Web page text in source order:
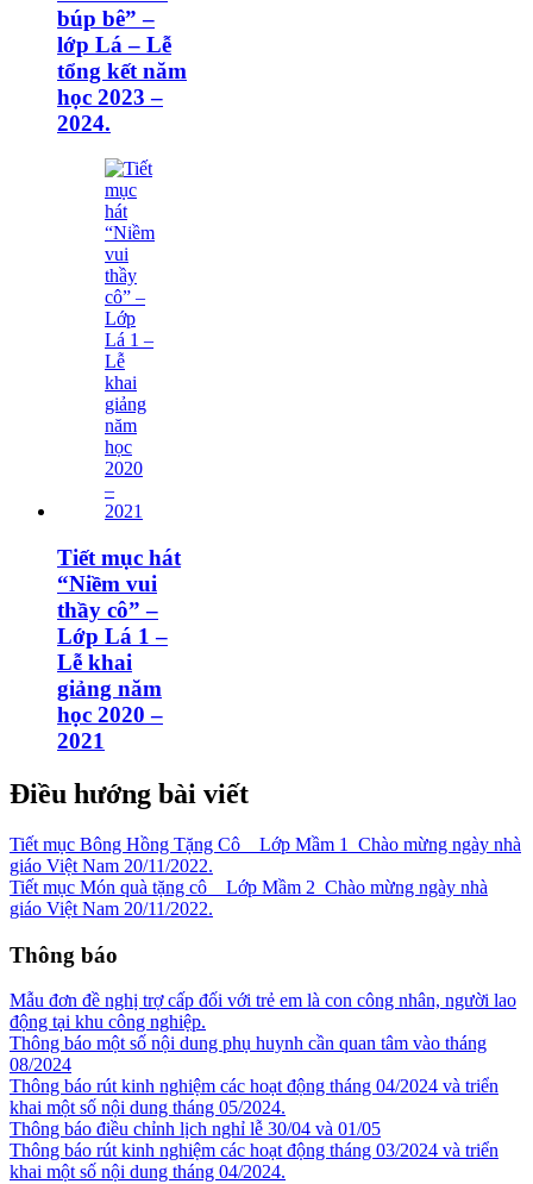
búp bê” –
lớp Lá – Lễ
tổng kết năm
học 2023 –
2024.
Tiết mục hát
“Niềm vui
thầy cô” –
Lớp Lá 1 –
Lễ khai
giảng năm
học 2020 –
2021
Điều hướng bài viết
Tiết mục Bông Hồng Tặng Cô__Lớp Mầm 1_Chào mừng ngày nhà
giáo Việt Nam 20/11/2022.
Tiết mục Món quà tặng cô__Lớp Mầm 2_Chào mừng ngày nhà
giáo Việt Nam 20/11/2022.
Thông báo
Mẫu đơn đề nghị trợ cấp đối với trẻ em là con công nhân, người lao
động tại khu công nghiệp.
Thông báo một số nội dung phụ huynh cần quan tâm vào tháng
08/2024
Thông báo rút kinh nghiệm các hoạt động tháng 04/2024 và triển
khai một số nội dung tháng 05/2024.
Thông báo điều chỉnh lịch nghỉ lễ 30/04 và 01/05
Thông báo rút kinh nghiệm các hoạt động tháng 03/2024 và triển
khai một số nội dung tháng 04/2024.